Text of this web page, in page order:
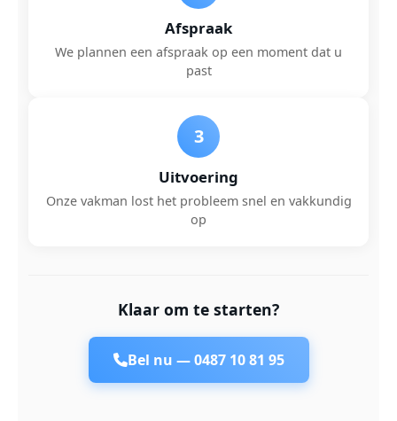
Afspraak
We plannen een afspraak op een moment dat u
past
3
Uitvoering
Onze vakman lost het probleem snel en vakkundig
op
Klaar om te starten?
Bel nu —0487 10 81 95